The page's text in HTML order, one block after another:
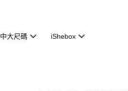
中大尺碼 iShebox